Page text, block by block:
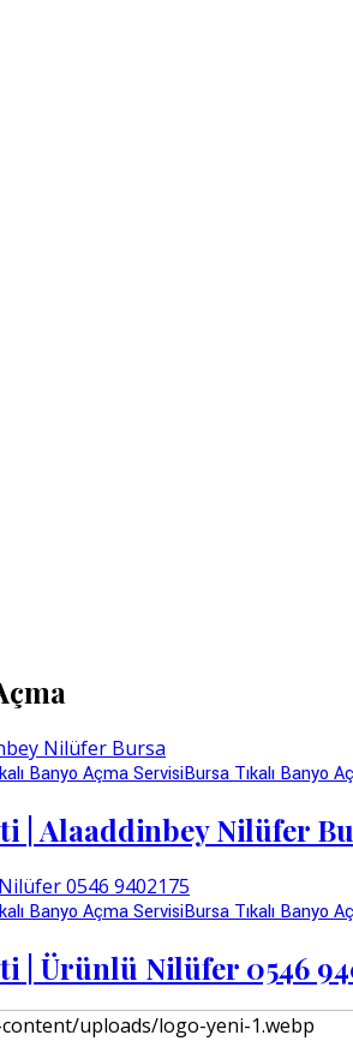
Banyo Açma ServisiBursa Tıkalı Banyo
| Alaaddinbey Nilüfer
Banyo Açma ServisiBursa Tıkalı Banyo
| Ürünlü Nilüfer 0546